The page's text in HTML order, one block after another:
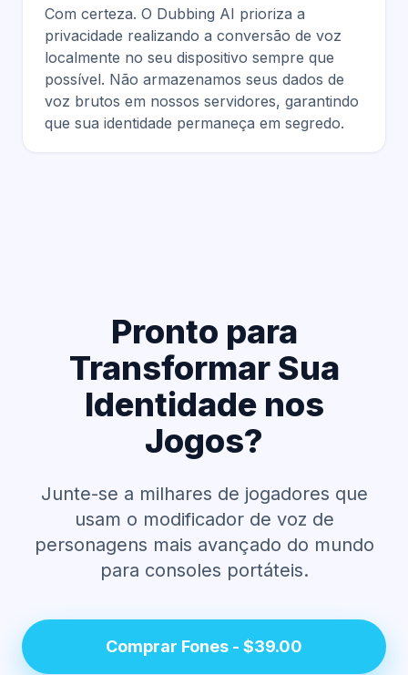
Com certeza. O Dubbing AI prioriza a
privacidade realizando a conversão de voz
localmente no seu dispositivo sempre que
possível. Não armazenamos seus dados de
voz brutos em nossos servidores, garantindo
que sua identidade permaneça em segredo.
Pronto para
Transformar Sua
Identidade nos
Jogos?
Junte-se a milhares de jogadores que
usam o modificador de voz de
personagens mais avançado do mundo
para consoles portáteis.
Comprar Fones - $39.00